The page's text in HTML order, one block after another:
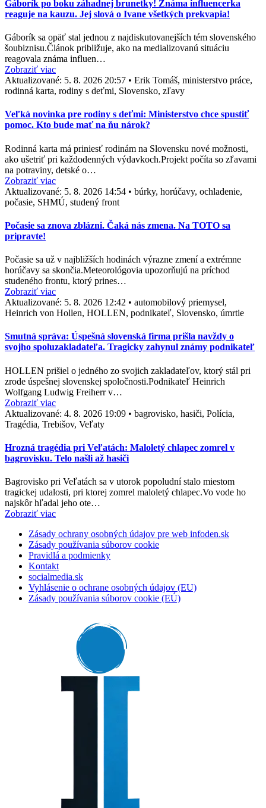
Gáborík po boku záhadnej brunetky! Známa influencerka
reaguje na kauzu. Jej slová o Ivane všetkých prekvapia!
Gáborík sa opäť stal jednou z najdiskutovanejších tém slovenského
šoubiznisu.Článok približuje, ako na medializovanú situáciu
reagovala známa influen…
Zobraziť viac
Aktualizované: 5. 8. 2026 20:57 • Erik Tomáš, ministerstvo práce,
rodinná karta, rodiny s deťmi, Slovensko, zľavy
Veľká novinka pre rodiny s deťmi: Ministerstvo chce spustiť
pomoc. Kto bude mať na ňu nárok?
Rodinná karta má priniesť rodinám na Slovensku nové možnosti,
ako ušetriť pri každodenných výdavkoch.Projekt počíta so zľavami
na potraviny, detské o…
Zobraziť viac
Aktualizované: 5. 8. 2026 14:54 • búrky, horúčavy, ochladenie,
počasie, SHMÚ, studený front
Počasie sa znova zblázni. Čaká nás zmena. Na TOTO sa
pripravte!
Počasie sa už v najbližších hodinách výrazne zmení a extrémne
horúčavy sa skončia.Meteorológovia upozorňujú na príchod
studeného frontu, ktorý prines…
Zobraziť viac
Aktualizované: 5. 8. 2026 12:42 • automobilový priemysel,
Heinrich von Hollen, HOLLEN, podnikateľ, Slovensko, úmrtie
Smutná správa: Úspešná slovenská firma prišla navždy o
svojho spoluzakladateľa. Tragicky zahynul známy podnikateľ
HOLLEN prišiel o jedného zo svojich zakladateľov, ktorý stál pri
zrode úspešnej slovenskej spoločnosti.Podnikateľ Heinrich
Wolfgang Ludwig Freiherr v…
Zobraziť viac
Aktualizované: 4. 8. 2026 19:09 • bagrovisko, hasiči, Polícia,
Tragédia, Trebišov, Veľaty
Hrozná tragédia pri Veľatách: Maloletý chlapec zomrel v
bagrovisku. Telo našli až hasiči
Bagrovisko pri Veľatách sa v utorok popoludní stalo miestom
tragickej udalosti, pri ktorej zomrel maloletý chlapec.Vo vode ho
najskôr hľadal jeho ote…
Zobraziť viac
Zásady ochrany osobných údajov pre web infoden.sk
Zásady používania súborov cookie
Pravidlá a podmienky
Kontakt
socialmedia.sk
Vyhlásenie o ochrane osobných údajov (EU)
Zásady používania súborov cookie (EÚ)